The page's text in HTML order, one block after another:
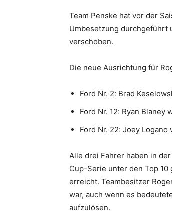
Team Penske hat vor der
Umbesetzung durchgeführt
verschoben.
Die neue Ausrichtung für
Ford Nr. 2: Brad
Ford Nr. 12: Ryan
Ford Nr. 22: Joey
Alle drei Fahrer haben in
Cup-Serie unter den Top
erreicht. Teambesitzer
war, auch wenn es
aufzulösen.